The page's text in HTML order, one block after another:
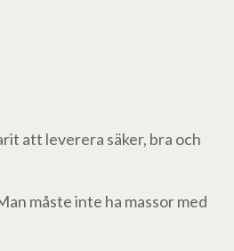
att leverera säker, bra och
måste inte ha massor med